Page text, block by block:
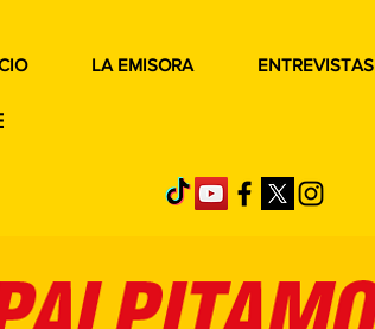
LA EMISORA ENTREVISTAS